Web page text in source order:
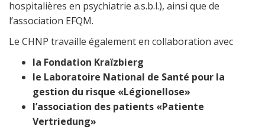
hospitalières en psychiatrie a.s.b.l.), ainsi que de
l’association EFQM.
Le CHNP travaille également en collaboration avec
la Fondation Kraïzbierg
le Laboratoire National de Santé pour la
gestion du risque «Légionellose»
l’association des patients «Patiente
Vertriedung»